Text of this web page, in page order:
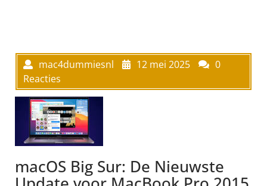
mac4dummiesnl 12 mei 2025
0
Reacties
macOS Big Sur: De Nieuwste